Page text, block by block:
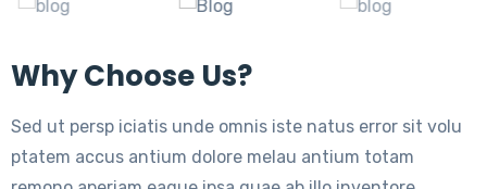
Why Choose Us?
Sed ut persp iciatis unde omnis iste natus error sit volu
ptatem accus antium dolore melau antium totam